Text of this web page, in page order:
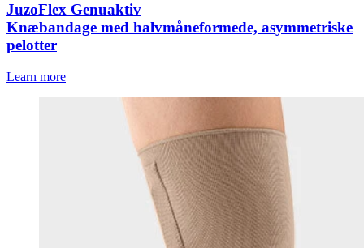
JuzoFlex Genuaktiv
Knæbandage med halvmåneformede, asymmetriske
pelotter
Learn more